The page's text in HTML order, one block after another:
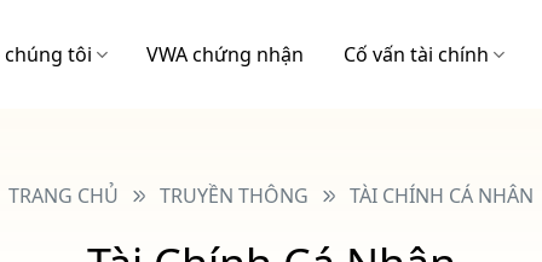
chúng tôi VWA chứng nhận Cố vấn tài chính
TRANG CHỦ TRUYỀN THÔNG TÀI CHÍNH CÁ NHÂN